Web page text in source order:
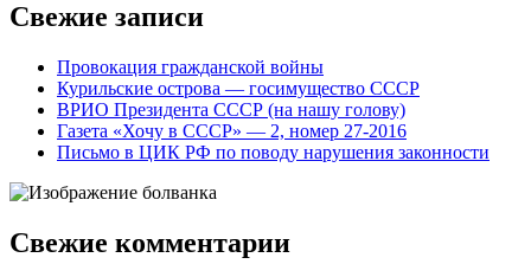
Свежие записи
Провокация гражданской войны
Курильские острова — госимущество СССР
ВРИО Президента СССР (на нашу голову)
Газета «Хочу в СССР» — 2, номер 27-2016
Письмо в ЦИК РФ по поводу нарушения законности
Свежие комментарии